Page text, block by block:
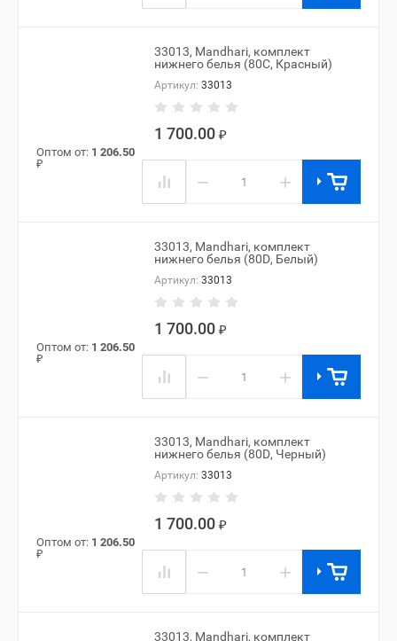
33013, Mandhari, комплект
нижнего белья (80C, Красный)
Артикул: 33013
1 700.00 ₽
Оптом от: 1 206.50
₽
− +
33013, Mandhari, комплект
нижнего белья (80D, Белый)
Артикул: 33013
1 700.00 ₽
Оптом от: 1 206.50
₽
− +
33013, Mandhari, комплект
нижнего белья (80D, Черный)
Артикул: 33013
1 700.00 ₽
Оптом от: 1 206.50
₽
− +
33013, Mandhari, комплект